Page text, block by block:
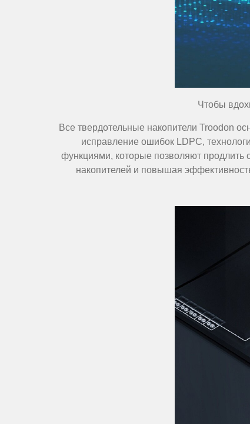
Чтобы
Все твердотельные накопители Troodon
исправление ошибок LDPC,
функциями, которые позволяют продлить
накопителей и повышая